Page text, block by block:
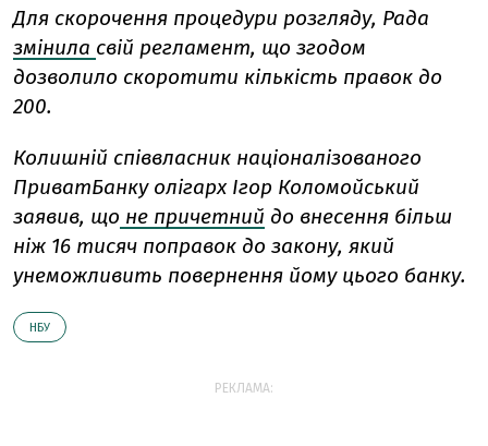
Для скорочення процедури розгляду, Рада
змінила свій регламент, що згодом
дозволило скоротити кількість правок до
200.
Колишній співвласник націоналізованого
ПриватБанку олігарх Ігор Коломойський
заявив, що не причетний до внесення більш
ніж 16 тисяч поправок до закону, який
унеможливить повернення йому цього банку.
НБУ
РЕКЛАМА: